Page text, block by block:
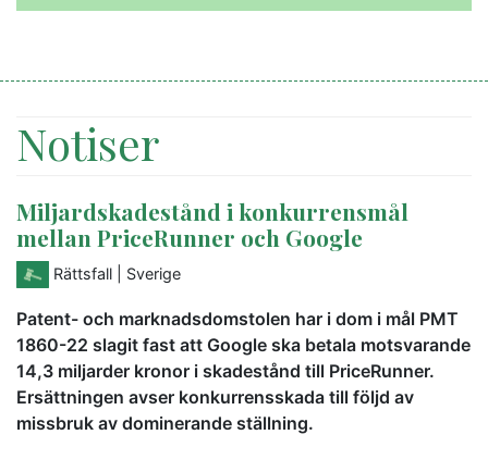
Notiser
Miljardskadestånd i konkurrensmål
mellan PriceRunner och Google
Rättsfall | Sverige
Patent- och marknadsdomstolen har i dom i mål PMT
1860-22 slagit fast att Google ska betala motsvarande
14,3 miljarder kronor i skadestånd till PriceRunner.
Ersättningen avser konkurrensskada till följd av
missbruk av dominerande ställning.